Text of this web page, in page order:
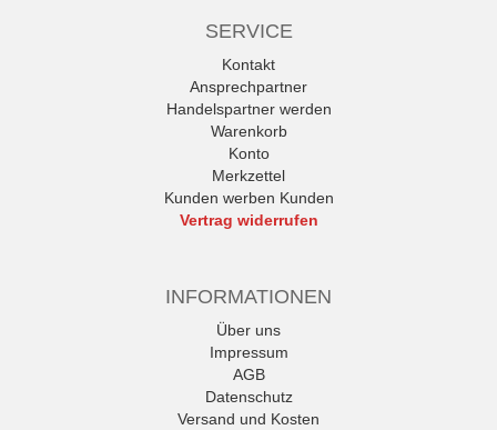
SERVICE
Kontakt
Ansprechpartner
Handelspartner werden
Warenkorb
Konto
Merkzettel
Kunden werben Kunden
Vertrag widerrufen
INFORMATIONEN
Über uns
Impressum
AGB
Datenschutz
Versand und Kosten